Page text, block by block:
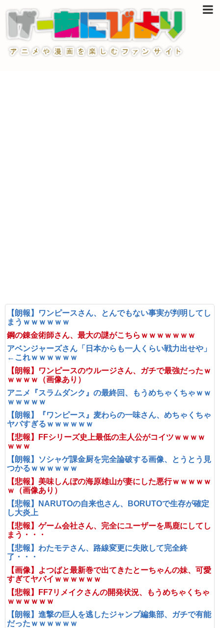
【朗報】ワンピースさん、とんでもない事実が判明してし
まうｗｗｗｗｗｗ
鋼の錬金術師さん、最大の謎がこちらｗｗｗｗｗｗｗ
アベンジャーズさん「日本からも一人くらい戦力出せや」
←これｗｗｗｗｗｗ
【朗報】ワンピースのウルージさん、ガチで最強だったｗ
ｗｗｗｗ（画像あり）
アニメ『スラムダンク』の最終回、もうめちゃくちゃｗｗ
ｗｗｗｗｗ
【朗報】『ワンピース』麦わらの一味さん、めちゃくちゃ
ヤバすぎるｗｗｗｗｗｗ
【悲報】FFシリーズ史上最低の主人公がコイツｗｗｗｗ
ｗｗｗ
【朗報】ソシャゲ課金厨を完全論破する画像、とうとう見
つかるｗｗｗｗｗｗ
【悲報】美味しんぼの海原雄山が妻にした悪行ｗｗｗｗｗ
ｗ（画像あり）
【悲報】NARUTOの自来也さん、BORUTOで生存が確定
し大炎上
【悲報】ゲーム会社さん、完全にユーザーを馬鹿にしてし
まう・・・
【悲報】わたモテさん、路線変更に失敗して完全終
了・・・
【画像】よつばと最新巻で出てきたとーちゃんの妹、可愛
すぎてヤバイｗｗｗｗｗｗ
【悲報】FF7リメイクさんの開発状況、もうめちゃくちゃ
ｗｗｗｗｗｗ
【朗報】進撃の巨人を逃したジャンプ編集部、ガチで有能
だったｗｗｗｗｗｗ